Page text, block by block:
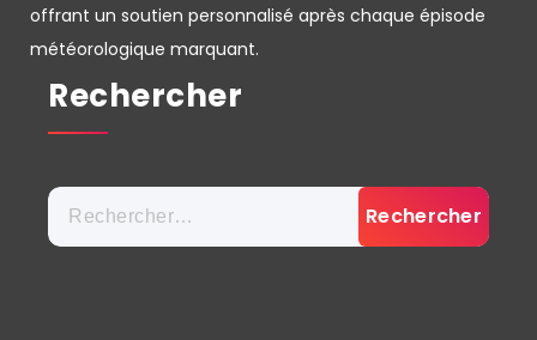
offrant un soutien personnalisé après chaque épisode
météorologique marquant.
Rechercher
Rechercher :